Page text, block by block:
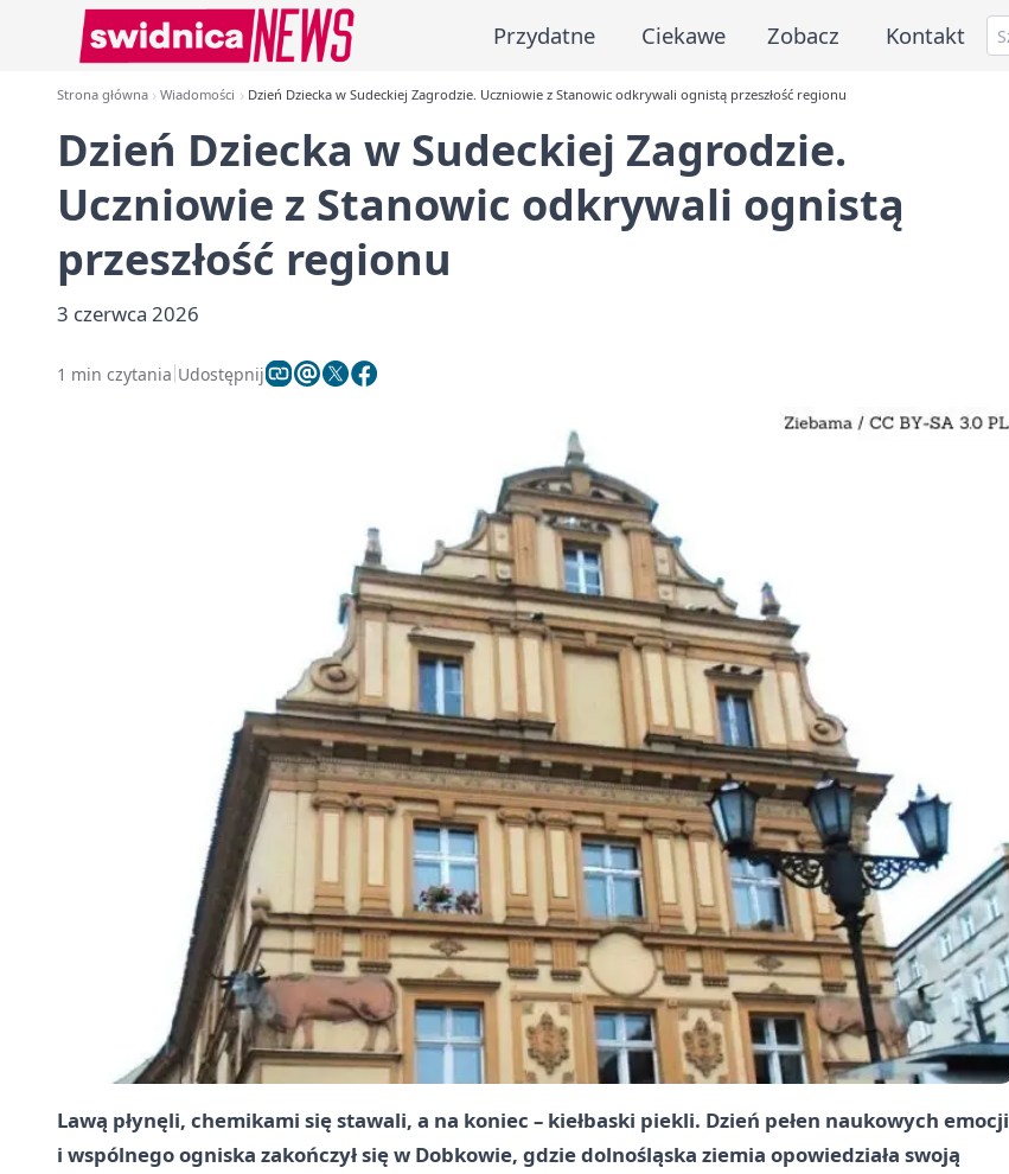
Przydatne Ciekawe Zobacz Kontakt
Strona główna Wiadomości Dzień Dziecka w Sudeckiej Zagrodzie. Uczniowie z Stanowic odkrywali ognistą przeszłość regionu
Dzień Dziecka w Sudeckiej Zagrodzie.
Uczniowie z Stanowic odkrywali ognistą
przeszłość regionu
3 czerwca 2026
1 min czytania Udostępnij
Lawą płynęli, chemikami się stawali, a na koniec – kiełbaski piekli. Dzień pełen naukowych emocji
i wspólnego ogniska zakończył się w Dobkowie, gdzie dolnośląska ziemia opowiedziała swoją